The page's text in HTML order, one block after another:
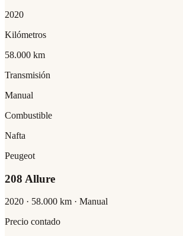
2020
Kilómetros
58.000 km
Transmisión
Manual
Combustible
Nafta
Peugeot
208 Allure
2020 · 58.000 km · Manual
Precio contado